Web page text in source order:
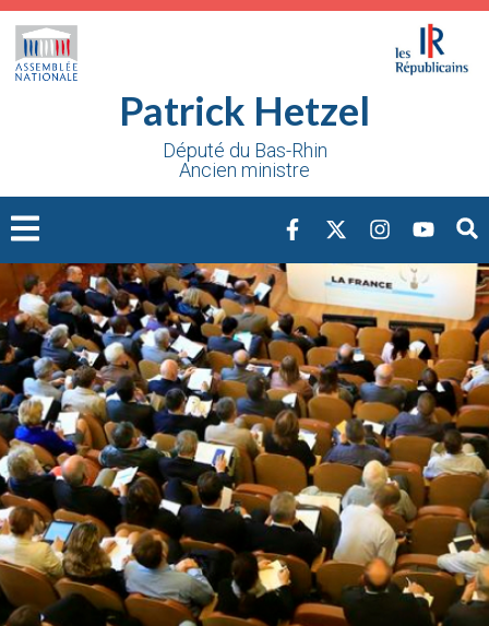
Patrick Hetzel
Député du Bas-Rhin
Ancien ministre
Cookies management panel